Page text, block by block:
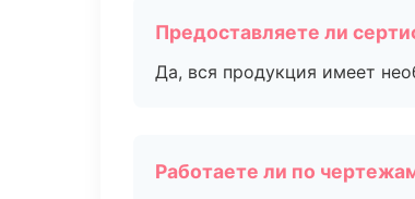
Предоставляете ли
Да, вся продукция имеет
Работаете ли по